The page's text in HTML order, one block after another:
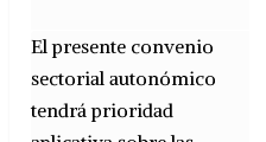
El presente convenio
sectorial autonómico
tendrá prioridad